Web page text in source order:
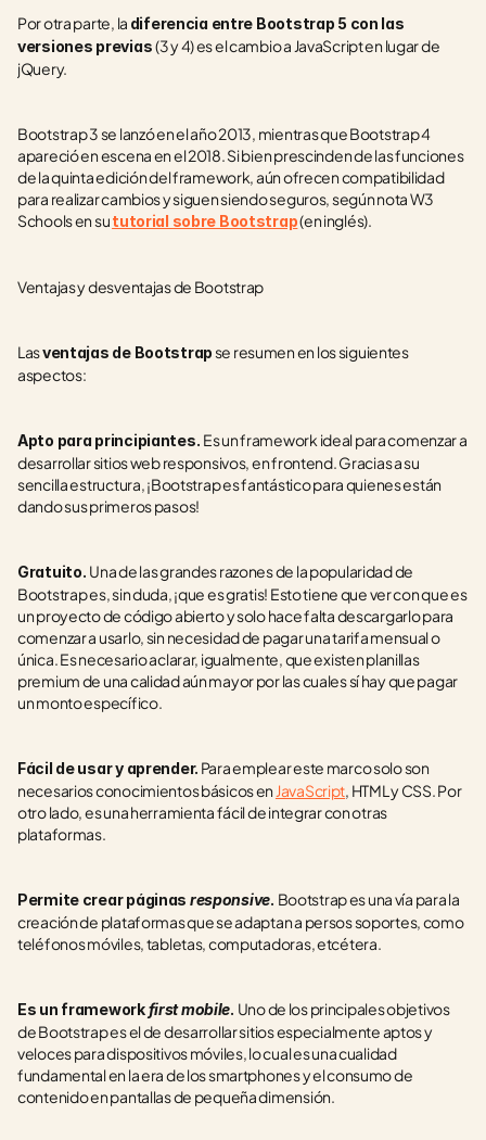
Por otra parte, la diferencia entre Bootstrap 5 con las
versiones previas (3 y 4) es el cambio a JavaScript en lugar de
jQuery.
Bootstrap 3 se lanzó en el año 2013, mientras que Bootstrap 4
apareció en escena en el 2018. Si bien prescinden de las funciones
de la quinta edición del framework, aún ofrecen compatibilidad
para realizar cambios y siguen siendo seguros, según nota W3
Schools en su tutorial sobre Bootstrap (en inglés).
Ventajas y desventajas de Bootstrap
Las ventajas de Bootstrap se resumen en los siguientes
aspectos:
Apto para principiantes. Es un framework ideal para comenzar a
desarrollar sitios web responsivos, en frontend. Gracias a su
sencilla estructura, ¡Bootstrap es fantástico para quienes están
dando sus primeros pasos!
Gratuito. Una de las grandes razones de la popularidad de
Bootstrap es, sin duda, ¡que es gratis! Esto tiene que ver con que es
un proyecto de código abierto y solo hace falta descargarlo para
comenzar a usarlo, sin necesidad de pagar una tarifa mensual o
única. Es necesario aclarar, igualmente, que existen planillas
premium de una calidad aún mayor por las cuales sí hay que pagar
un monto específico.
Fácil de usar y aprender. Para emplear este marco solo son
necesarios conocimientos básicos en JavaScript, HTML y CSS. Por
otro lado, es una herramienta fácil de integrar con otras
plataformas.
Permite crear páginas responsive. Bootstrap es una vía para la
creación de plataformas que se adaptan a persos soportes, como
teléfonos móviles, tabletas, computadoras, etcétera.
Es un framework first mobile. Uno de los principales objetivos
de Bootstrap es el de desarrollar sitios especialmente aptos y
veloces para dispositivos móviles, lo cual es una cualidad
fundamental en la era de los smartphones y el consumo de
contenido en pantallas de pequeña dimensión.